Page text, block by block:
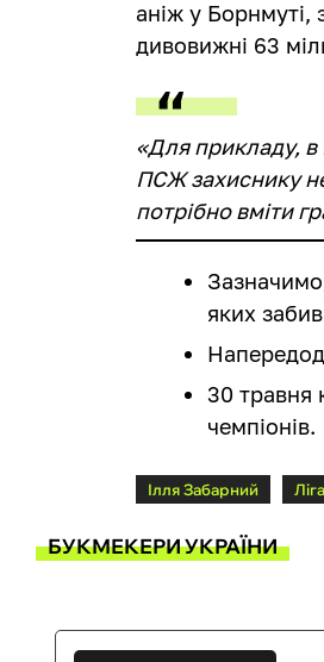
аніж у Борнмуті,
дивовижні 63
«Для прикладу, в
ПСЖ захиснику
потрібно вміти
яких
30 травня
чемпіонів.
Ілля Забарний
БУКМЕКЕРИ УКРАЇНИ